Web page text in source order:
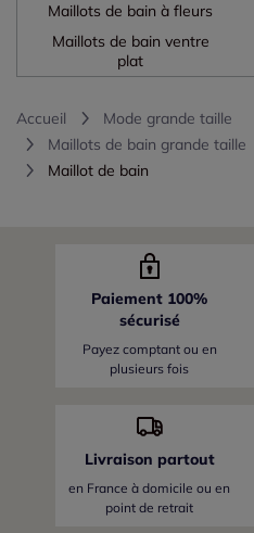
Maillots de bain à fleurs
Maillots de bain ventre
plat
Accueil
Mode grande taille
Maillots de bain grande taille
Maillot de bain
Paiement 100%
sécurisé
Payez comptant ou en
plusieurs fois
Livraison partout
en France à domicile ou en
point de retrait